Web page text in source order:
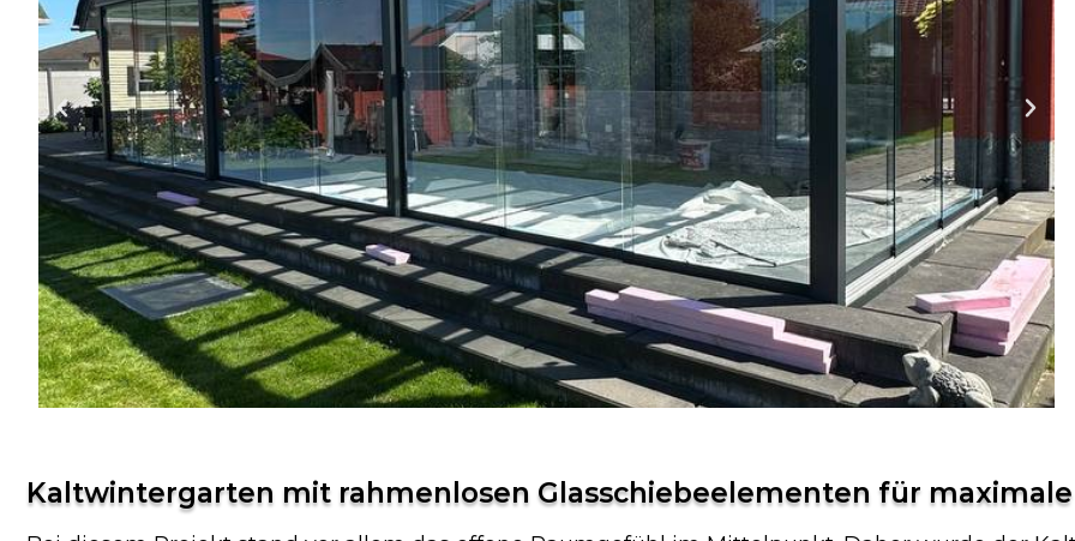
Kaltwintergarten mit rahmenlosen Glasschiebeelementen für maximale